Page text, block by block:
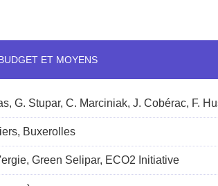
ET MOYENS
G. Stupar, C. Marciniak, J. Cobérac, F.
Buxerolles
Green Selipar, ECO2 Initiative